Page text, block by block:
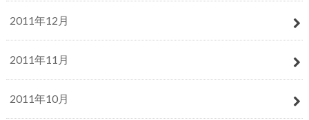
2011年12月
2011年11月
2011年10月